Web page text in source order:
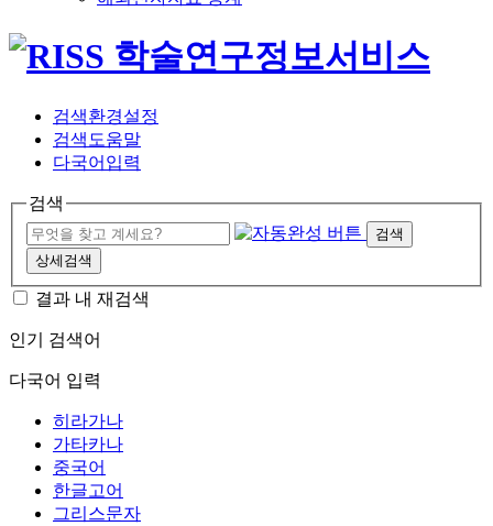
검색환경설정
검색도움말
다국어입력
검색
검색
상세검색
결과 내 재검색
인기 검색어
다국어 입력
히라가나
가타카나
중국어
한글고어
그리스문자